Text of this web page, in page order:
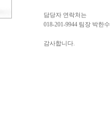
담당자 연락처는
018-201-9944 팀장 박한
감사합니다.